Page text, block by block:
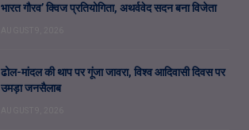
भारत गौरव’ क्विज प्रतियोगिता, अथर्ववेद सदन बना विजेता
ढोल-मांदल की थाप पर गूंजा जावरा, विश्व आदिवासी दिवस पर
उमड़ा जनसैलाब